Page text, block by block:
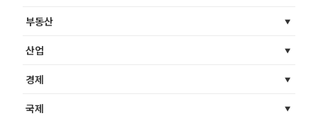
부동산
산업
경제
국제